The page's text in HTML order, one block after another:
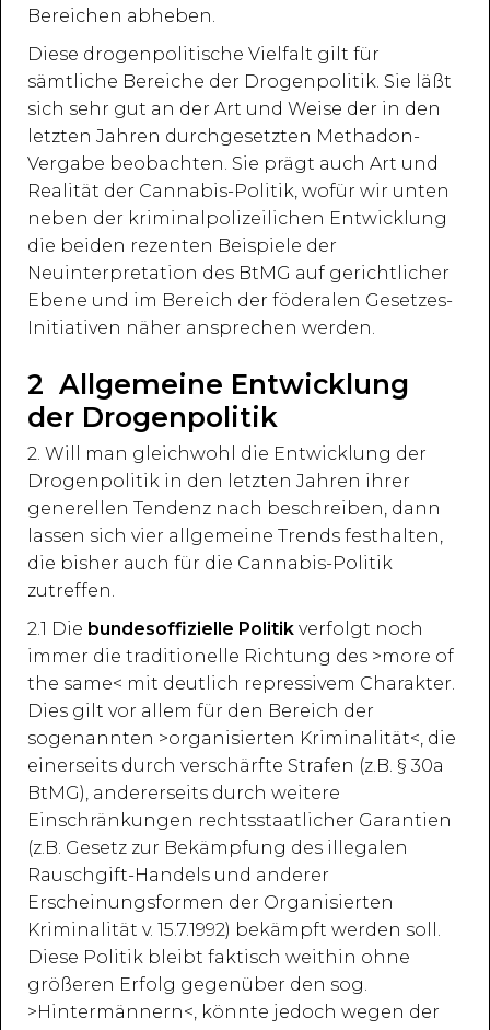
Bereichen abheben.
Diese drogenpolitische Vielfalt gilt für
sämtliche Bereiche der Drogenpolitik. Sie läßt
sich sehr gut an der Art und Weise der in den
letzten Jahren durchgesetzten Methadon-
Vergabe beobachten. Sie prägt auch Art und
Realität der Cannabis-Politik, wofür wir unten
neben der kriminalpolizeilichen Entwicklung
die beiden rezenten Beispiele der
Neuinterpretation des BtMG auf gerichtlicher
Ebene und im Bereich der föderalen Gesetzes-
Initiativen näher ansprechen werden.
2 Allgemeine Entwicklung
der Drogenpolitik
2. Will man gleichwohl die Entwicklung der
Drogenpolitik in den letzten Jahren ihrer
generellen Tendenz nach beschreiben, dann
lassen sich vier allgemeine Trends festhalten,
die bisher auch für die Cannabis-Politik
zutreffen.
2.1 Die bundesoffizielle Politik verfolgt noch
immer die traditionelle Richtung des >more of
the same< mit deutlich repressivem Charakter.
Dies gilt vor allem für den Bereich der
sogenannten >organisierten Kriminalität<, die
einerseits durch verschärfte Strafen (z.B. § 30a
BtMG), andererseits durch weitere
Einschränkungen rechtsstaatlicher Garantien
(z.B. Gesetz zur Bekämpfung des illegalen
Rauschgift-Handels und anderer
Erscheinungsformen der Organisierten
Kriminalität v. 15.7.1992) bekämpft werden soll.
Diese Politik bleibt faktisch weithin ohne
größeren Erfolg gegenüber den sog.
>Hintermännern<, könnte jedoch wegen der